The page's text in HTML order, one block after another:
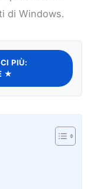
di Windows.
PIÙ:
★